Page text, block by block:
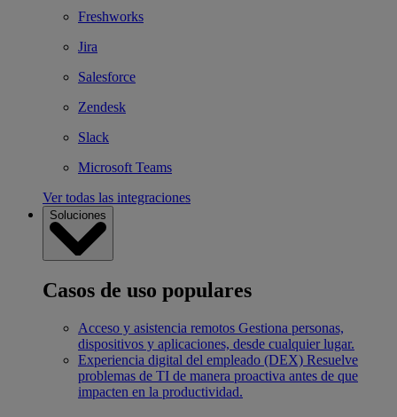
Freshworks
Jira
Salesforce
Zendesk
Slack
Microsoft Teams
Ver todas las integraciones
Soluciones
Casos de uso populares
Acceso y asistencia remotos Gestiona personas,
dispositivos y aplicaciones, desde cualquier lugar.
Experiencia digital del empleado (DEX) Resuelve
problemas de TI de manera proactiva antes de que
impacten en la productividad.